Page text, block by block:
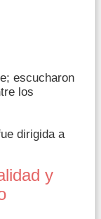
escucharon
los
dirigida a
y